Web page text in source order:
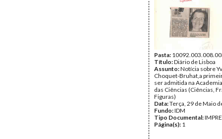
Pasta:
Título:Diário de Lisboa
Assunto:Notícia sobre
Choquet-Bruhat,a
ser admitida na
das Ciências (Ciências,
Figuras)
Data:Terça, 29 de Maio
Fundo:IDM
Tipo Documental:
Página(s): 1